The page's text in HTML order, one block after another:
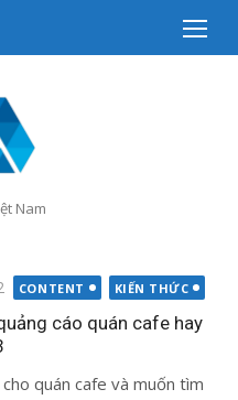
Nam
CONTENT KIẾN THỨC
cáo quán cafe hay
quán cafe và muốn tìm